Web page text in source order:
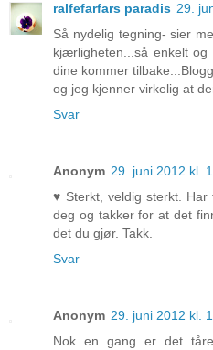
ralfefarfars paradis 29.
Så nydelig tegning- sier
kjærligheten...så enkelt
dine kommer
og jeg kjenner virkelig at
Svar
Anonym 29. juni 2012 kl.
♥ Sterkt, veldig sterkt.
deg og takker for at det
det du gjør. Takk.
Svar
Anonym 29. juni 2012 kl.
Nok en gang er det